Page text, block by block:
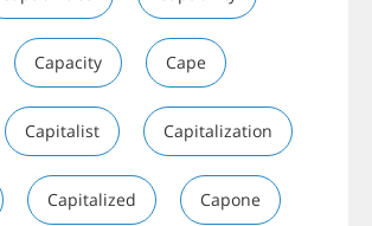
Capacity Cape
Capitalist Capitalization
Capitalized Capone